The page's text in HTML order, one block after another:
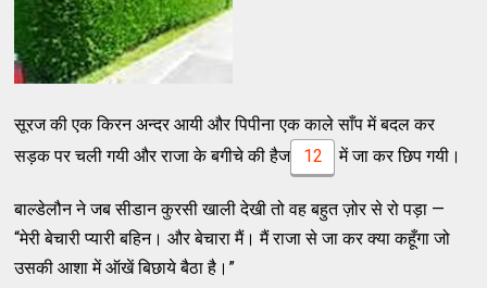
सूरज की एक किरन अन्दर आयी और पिपीना एक काले साँप में बदल कर
सड़क पर चली गयी और राजा के बगीचे की हैज
12 में जा कर छिप गयी।
बाल्डेलौन ने जब सीडान कुरसी खाली देखी तो वह बहुत ज़ोर से रो पड़ा —
“मेरी बेचारी प्यारी बहिन। और बेचारा मैं। मैं राजा से जा कर क्या कहूँगा जो
उसकी आशा में ऑखें बिछाये बैठा है।”